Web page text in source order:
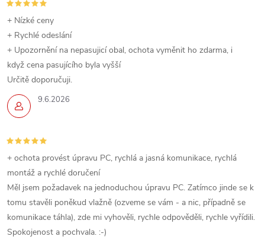
9.6.2026
+ Nízké ceny
+ Rychlé odeslání
+ Upozornění na nepasujicí obal, ochota vyměnit ho zdarma, i
když cena pasujícího byla vyšší
Určitě doporučuji.
+ ochota provést úpravu PC, rychlá a jasná komunikace, rychlá
montáž a rychlé doručení
Měl jsem požadavek na jednoduchou úpravu PC. Zatímco jinde se k
tomu stavěli poněkud vlažně (ozveme se vám - a nic, případně se
komunikace táhla), zde mi vyhověli, rychle odpověděli, rychle vyřídili.
Spokojenost a pochvala. :-)